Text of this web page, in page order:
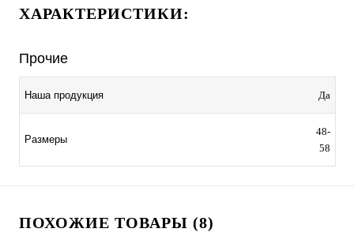
ХАРАКТЕРИСТИКИ:
Прочие
Наша продукция Да
Размеры
48-
58
ПОХОЖИЕ ТОВАРЫ (8)